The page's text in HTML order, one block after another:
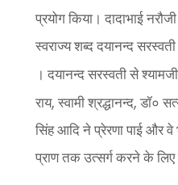
प्रयोग किया। दादाभाई
स्वराज्य शब्द दयानन्द
। दयानन्द सरस्वती से श्यामजी
राय, स्वामी श्रद्धानन्द, डॉ०
सिंह आदि ने प्रेरणा पाई और
प्राण तक उत्सर्ग करने के लिए